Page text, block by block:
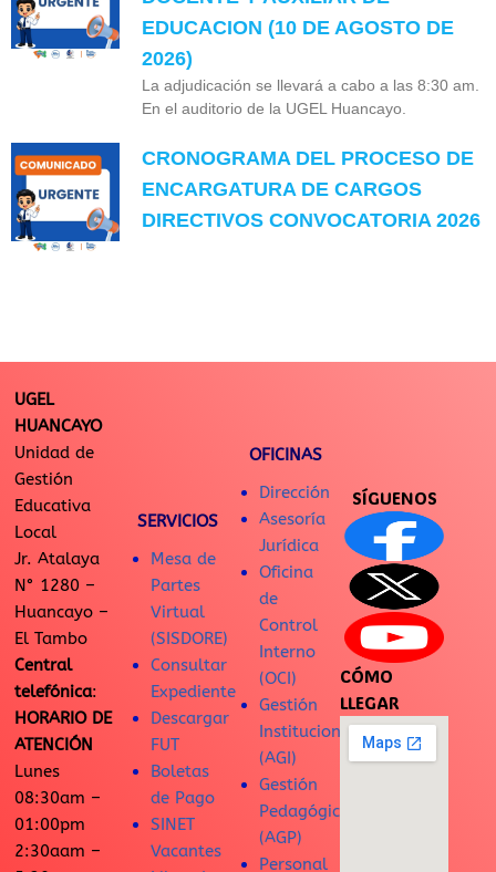
EDUCACION (10 DE AGOSTO DE
2026)
La adjudicación se llevará a cabo a las 8:30 am.
En el auditorio de la UGEL Huancayo.
CRONOGRAMA DEL PROCESO DE
ENCARGATURA DE CARGOS
DIRECTIVOS CONVOCATORIA 2026
UGEL
HUANCAYO
Unidad de
Gestión
Educativa
Local
Jr. Atalaya
N° 1280 –
Huancayo –
El Tambo
Central
telefónica:
HORARIO DE
ATENCIÓN
Lunes
08:30am –
01:00pm
2:30aam –
SERVICIOS
Mesa de
Partes
Virtual
(SISDORE)
Consultar
Expediente
Descargar
FUT
Boletas
de Pago
SINET
Vacantes
OFICINAS
Dirección
Asesoría
Jurídica
Oficina
de
Control
Interno
(OCI)
Gestión
Institucional
(AGI)
Gestión
Pedagógica
(AGP)
Personal
SÍGUENOS
CÓMO
LLEGAR